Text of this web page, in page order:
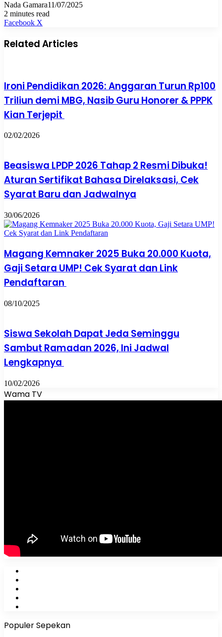
Nada Gamara11/07/2025
2 minutes read
Facebook X
Email
Related Articles
Ironi Pendidikan 2026: Anggaran Turun Rp100
Triliun demi MBG, Nasib Guru Honorer & PPPK
Kian Terjepit
02/02/2026
Beasiswa LPDP 2026 Tahap 2 Resmi Dibuka!
Aturan Sertifikat Bahasa Direlaksasi, Cek
Syarat Baru dan Jadwalnya
30/06/2026
Magang Kemnaker 2025 Buka 20.000 Kuota,
Gaji Setara UMP! Cek Syarat dan Link
Pendaftaran
08/10/2025
Siswa Sekolah Dapat Jeda Seminggu
Sambut Ramadan 2026, Ini Jadwal
Lengkapnya
10/02/2026
Wama TV
Populer Sepekan